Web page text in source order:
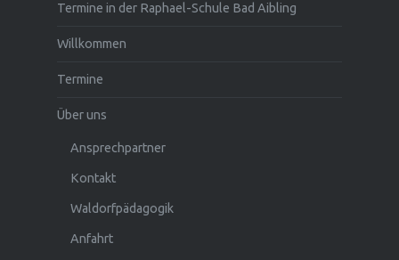
Termine in der Raphael-Schule Bad Aibling
Willkommen
Termine
Über uns
Ansprechpartner
Kontakt
Waldorfpädagogik
Anfahrt